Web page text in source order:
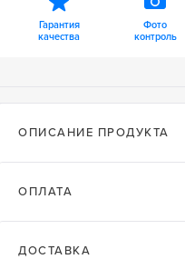
Гарантия
качества
Фото
контроль
ОПИСАНИЕ ПРОДУКТА
ОПЛАТА
ДОСТАВКА